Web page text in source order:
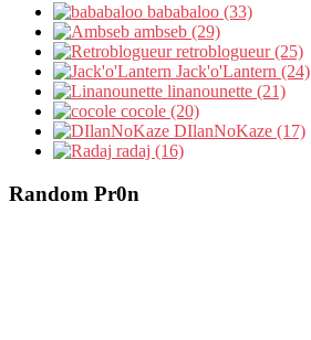
bababaloo (33)
ambseb (29)
retroblogueur (25)
Jack'o'Lantern (24)
linanounette (21)
cocole (20)
DIlanNoKaze (17)
radaj (16)
Random Pr0n